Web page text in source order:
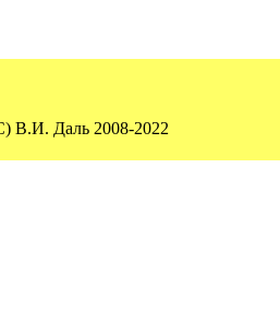
В.И. Даль 2008-2022